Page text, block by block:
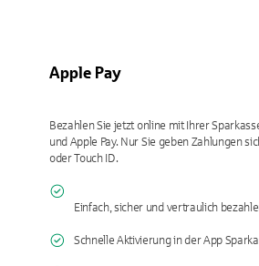
Apple Pay
Bezahlen Sie jetzt online mit Ihrer
und Apple Pay. Nur Sie geben Zahlungen
oder Touch ID.
Einfach, sicher und vertraulich
Schnelle Aktivierung in der App